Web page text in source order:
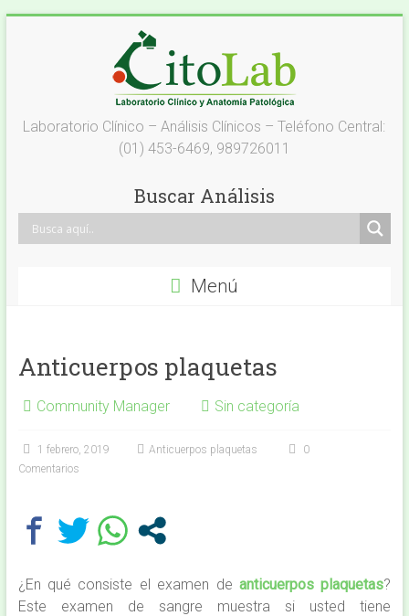
Laboratorio
Análisis
Clínicos
–
Laboratorio Clínico – Análisis Clínicos – Teléfono Central:
(01) 453-6469, 989726011
Buscar Análisis
Menú
Anticuerpos plaquetas
Community Manager Sin categoría
1 febrero, 2019 Anticuerpos plaquetas
0
Comentarios
¿En qué consiste el examen de anticuerpos plaquetas?
Este examen de sangre muestra si usted tiene